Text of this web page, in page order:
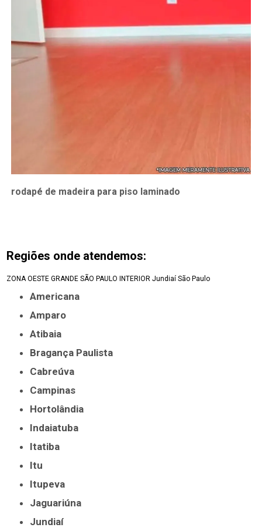
rodapé de madeira para piso laminado
Regiões onde atendemos:
ZONA OESTE GRANDE SÃO PAULO INTERIOR Jundiaí São Paulo
Americana
Amparo
Atibaia
Bragança Paulista
Cabreúva
Campinas
Hortolândia
Indaiatuba
Itatiba
Itu
Itupeva
Jaguariúna
Jundiaí